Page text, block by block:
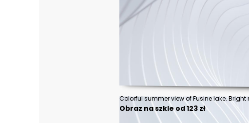
Obraz na szkle od 123 zł